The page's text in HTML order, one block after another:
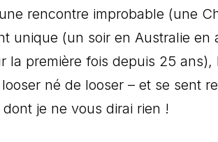
rencontre improbable (une
unique (un soir en Australie en
la première fois depuis 25
né de looser – et se sent
je ne vous dirai rien !